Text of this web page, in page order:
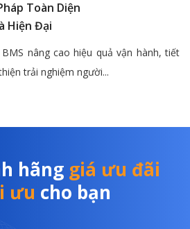
Toàn Diện
Hiện Đại
nâng cao hiệu quả vận hành, tiết
trải nghiệm người...
hãng giá ưu đãi
ưu cho bạn